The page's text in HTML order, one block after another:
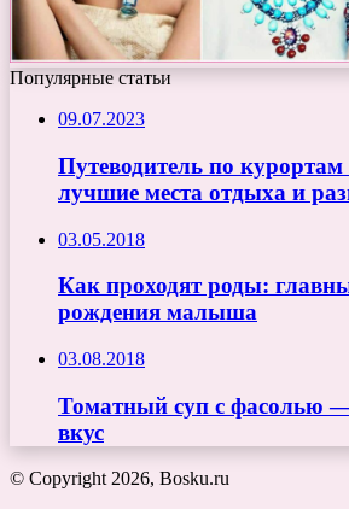
Популярные статьи
09.07.2023
Путеводитель по
лучшие места отдыха и
03.05.2018
Как проходят роды:
рождения малыша
03.08.2018
Томатный суп с фасолью
вкус
© Copyright 2026, Bosku.ru